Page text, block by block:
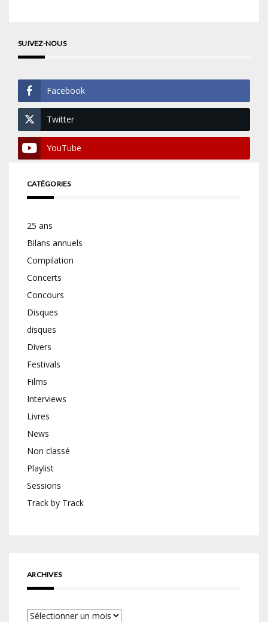
SUIVEZ-NOUS
Facebook
Twitter
YouTube
CATÉGORIES
25 ans
Bilans annuels
Compilation
Concerts
Concours
Disques
disques
Divers
Festivals
Films
Interviews
Livres
News
Non classé
Playlist
Sessions
Track by Track
ARCHIVES
Archives